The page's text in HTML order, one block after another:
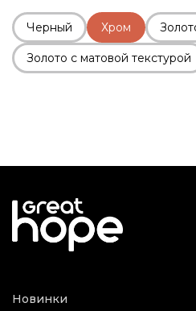
Черный Хром
Золото с матовой текстурой
Новинки